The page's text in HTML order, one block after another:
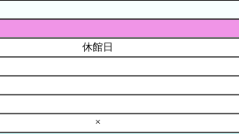
休館日
×